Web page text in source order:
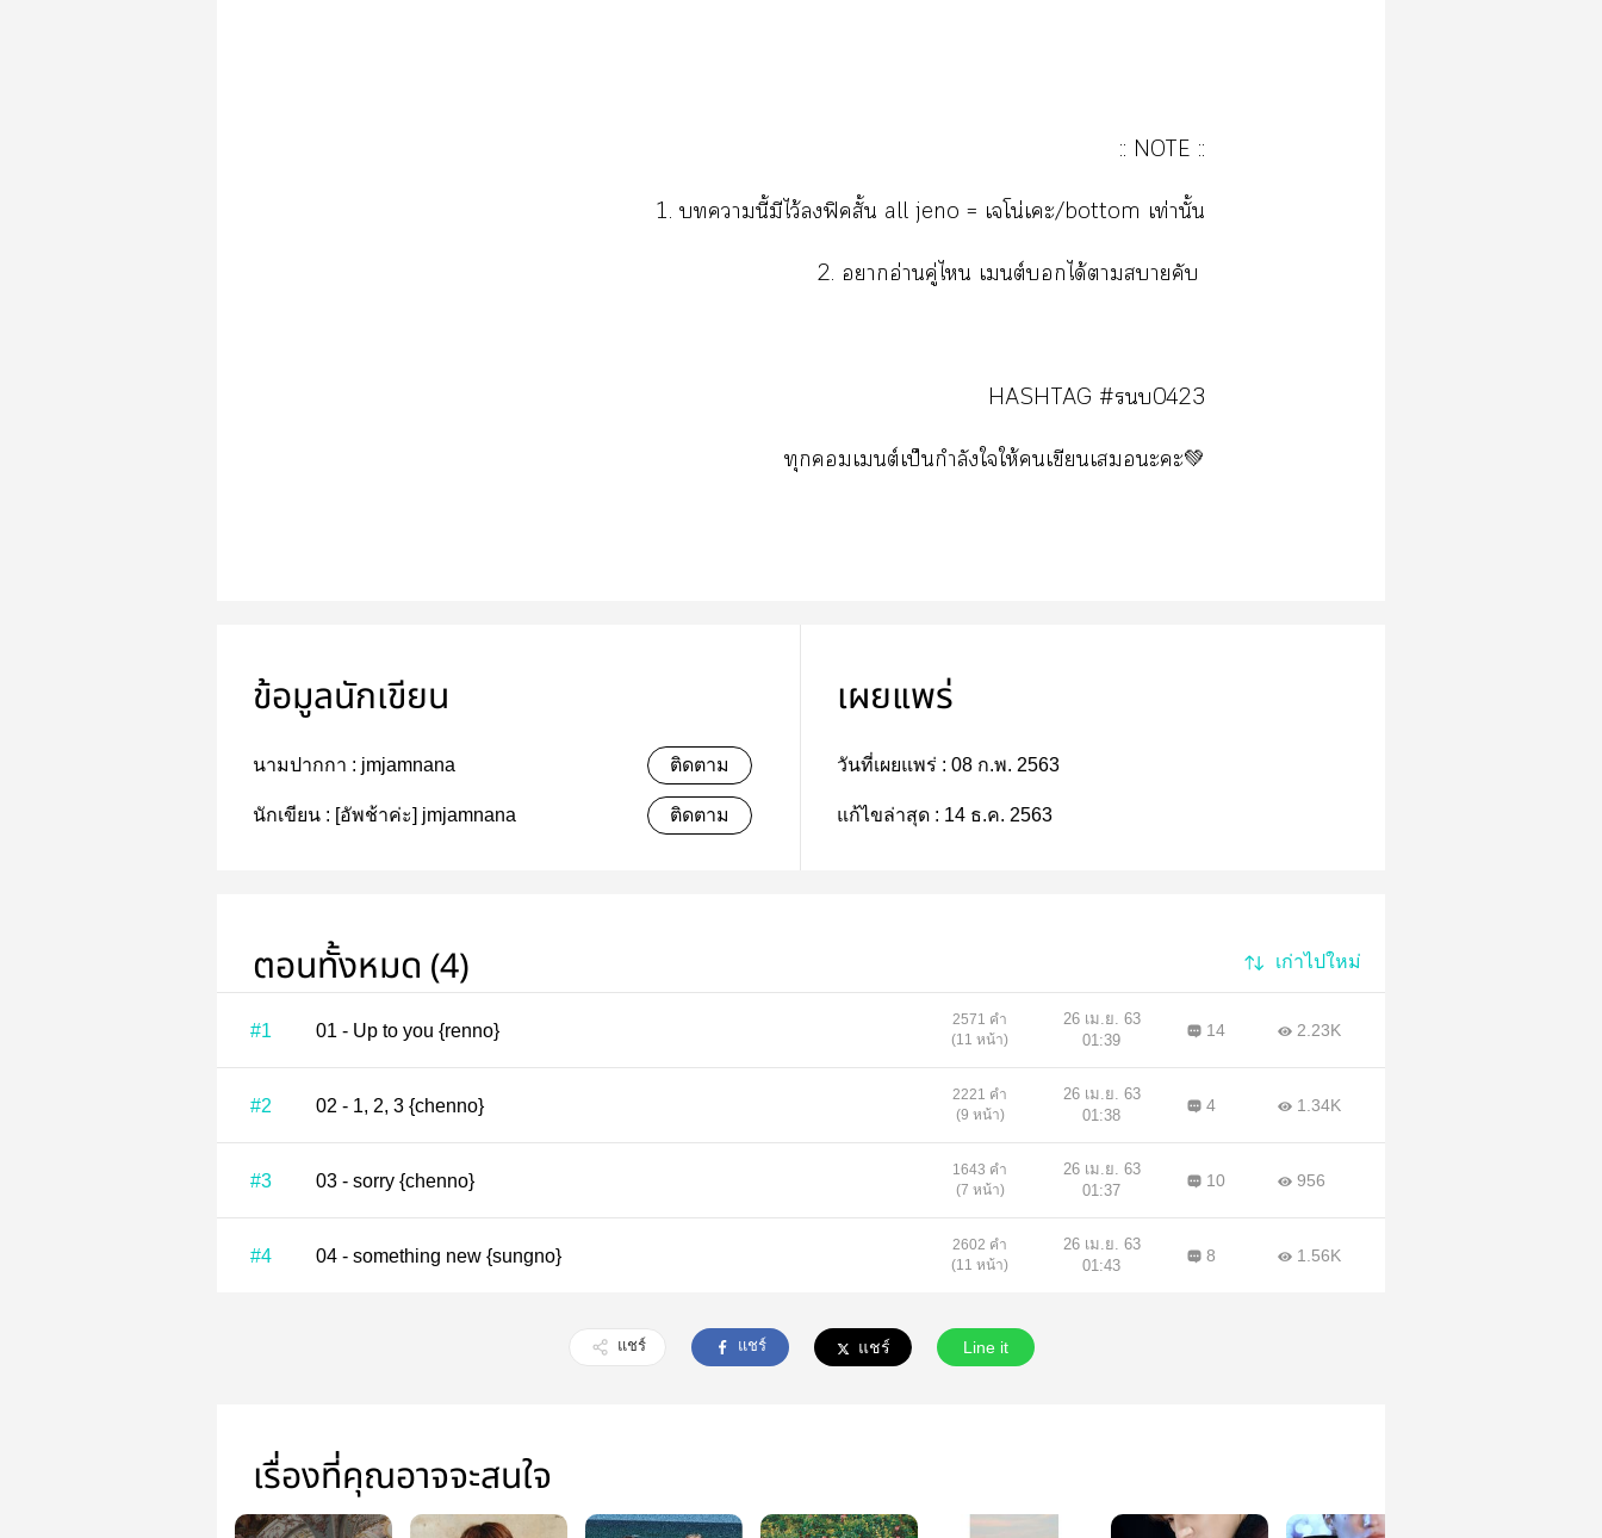
:: NOTE ::
1. านี้มีไว้ฟิคสั้น all jeno = เโน่เะ/bottom เท่านั้น
2. าอ่านคู่ไ เต์ได้าาคับ
HASHTAG #บ0423
ทุกเต์เป็นกำลังใให้เขียนเะะ💚
ข้อมูลนักเขียน
นามปากกา : jmjamnana ติดตาม
นักเขียน : [อัพช้าค่ะ] jmjamnana ติดตาม
เผยแพร่
วันที่เผยแพร่ : 08 ก.พ. 2563
แก้ไขล่าสุด : 14 ธ.ค. 2563
ตอนทั้งหมด (4) เก่าไปใหม่
#1 01 - Up to you {renno}
2571 คำ
(11 หน้า)
26 เม.ย. 63
01:39
14 2.23K
#2 02 - 1, 2, 3 {chenno}
2221 คำ
(9 หน้า)
26 เม.ย. 63
01:38
4 1.34K
#3 03 - sorry {chenno}
1643 คำ
(7 หน้า)
26 เม.ย. 63
01:37
10 956
#4 04 - something new {sungno}
2602 คำ
(11 หน้า)
26 เม.ย. 63
01:43
8 1.56K
แชร์ แชร์ แชร์ Line it
เรื่องที่คุณอาจจะสนใจ